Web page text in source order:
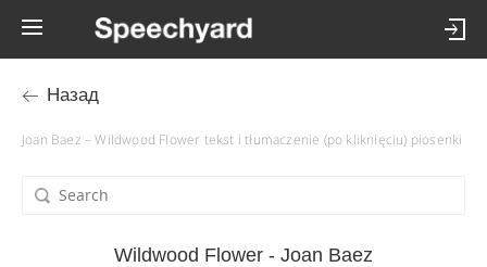
Назад
Joan Baez – Wildwood Flower tekst i tłumaczenie (po kliknięciu) piosenki
Wildwood Flower - Joan Baez